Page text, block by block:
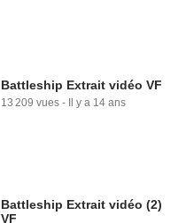
Battleship Extrait vidéo VF
13 209 vues - Il y a 14 ans
Battleship Extrait vidéo (2)
VF